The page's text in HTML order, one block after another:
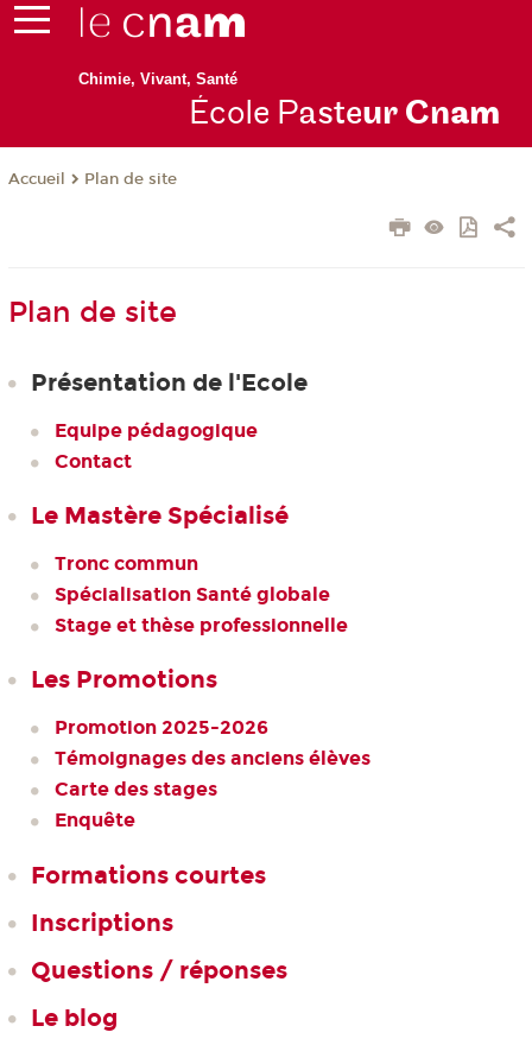
Chimie, Vivant, Santé
École Pasteur Cnam
Accueil Plan de site
Plan de site
Présentation de l'Ecole
Equipe pédagogique
Contact
Le Mastère Spécialisé
Tronc commun
Spécialisation Santé globale
Stage et thèse professionnelle
Les Promotions
Promotion 2025-2026
Témoignages des anciens élèves
Carte des stages
Enquête
Formations courtes
Inscriptions
Questions / réponses
Le blog